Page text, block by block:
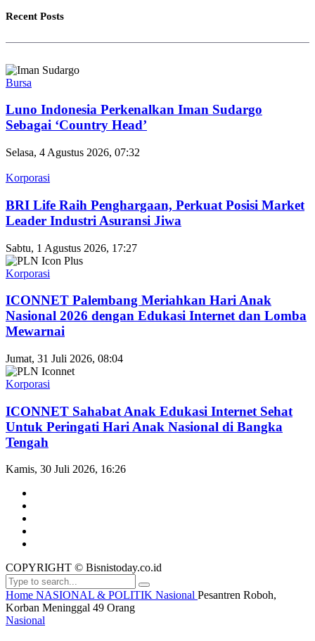
Recent Posts
Bursa
Luno Indonesia Perkenalkan Iman Sudargo
Sebagai ‘Country Head’
Selasa, 4 Agustus 2026, 07:32
Korporasi
BRI Life Raih Penghargaan, Perkuat Posisi Market
Leader Industri Asuransi Jiwa
Sabtu, 1 Agustus 2026, 17:27
Korporasi
ICONNET Palembang Meriahkan Hari Anak
Nasional 2026 dengan Edukasi Internet dan Lomba
Mewarnai
Jumat, 31 Juli 2026, 08:04
Korporasi
ICONNET Sahabat Anak Edukasi Internet Sehat
Untuk Peringati Hari Anak Nasional di Bangka
Tengah
Kamis, 30 Juli 2026, 16:26
COPYRIGHT © Bisnistoday.co.id
Home NASIONAL & POLITIK Nasional Pesantren Roboh,
Korban Meninggal 49 Orang
Nasional